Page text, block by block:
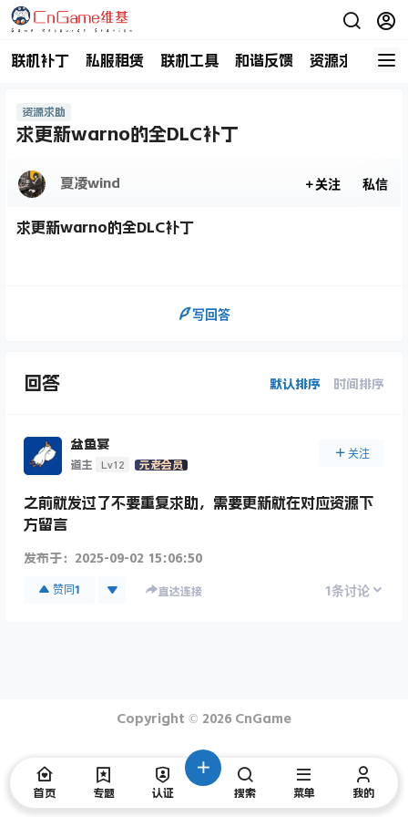
联机补丁 私服租赁 联机工具 和谐反馈 资源求助 商
资源求助
求更新warno的全DLC补丁
夏凌wind 关注 私信
求更新warno的全DLC补丁
写回答
回答 默认排序 时间排序
盆鱼宴
道主 Lv12 元老会员
关注
之前就发过了不要重复求助，需要更新就在对应资源下
方留言
发布于： 2025-09-02 15:06:50
赞同1 直达连接 1条讨论
Copyright © 2026 CnGame
首页 专题 认证 搜索 菜单 我的